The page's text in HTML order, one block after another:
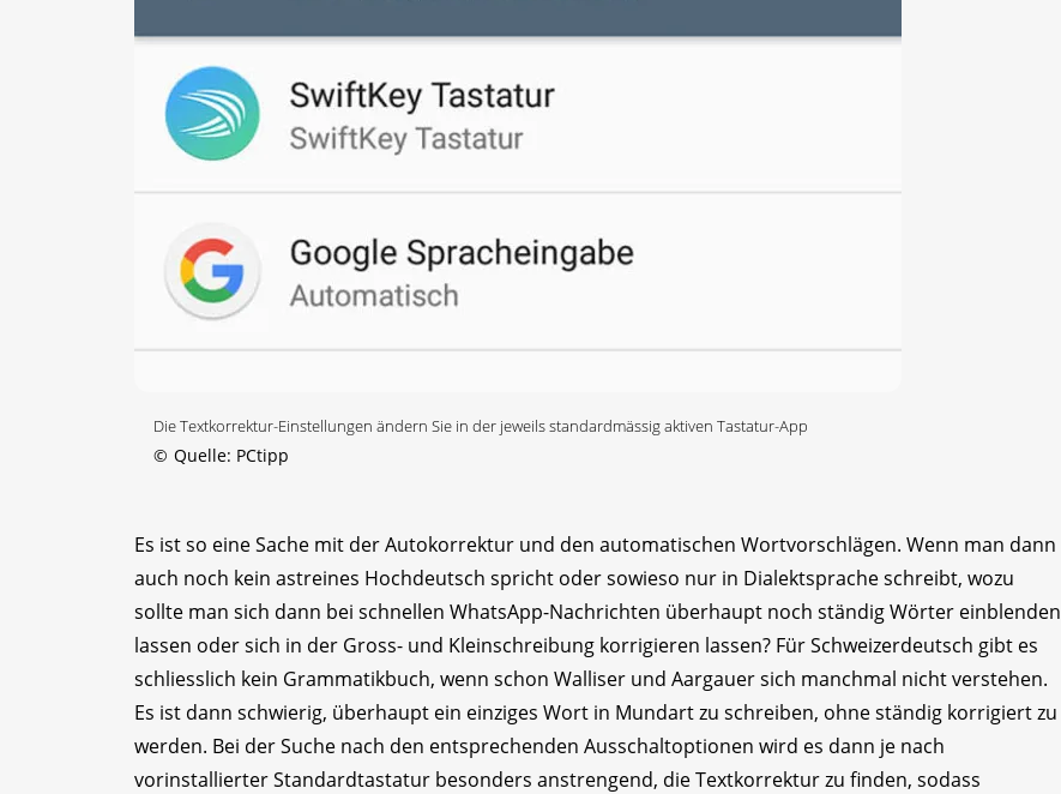
Die Textkorrektur-Einstellungen ändern Sie in der jeweils standardmässig aktiven Tastatur-App
© Quelle: PCtipp
Es ist so eine Sache mit der Autokorrektur und den automatischen Wortvorschlägen. Wenn man dann
auch noch kein astreines Hochdeutsch spricht oder sowieso nur in Dialektsprache schreibt, wozu
sollte man sich dann bei schnellen WhatsApp-Nachrichten überhaupt noch ständig Wörter einblenden
lassen oder sich in der Gross- und Kleinschreibung korrigieren lassen? Für Schweizerdeutsch gibt es
schliesslich kein Grammatikbuch, wenn schon Walliser und Aargauer sich manchmal nicht verstehen.
Es ist dann schwierig, überhaupt ein einziges Wort in Mundart zu schreiben, ohne ständig korrigiert zu
werden. Bei der Suche nach den entsprechenden Ausschaltoptionen wird es dann je nach
vorinstallierter Standardtastatur besonders anstrengend, die Textkorrektur zu finden, sodass